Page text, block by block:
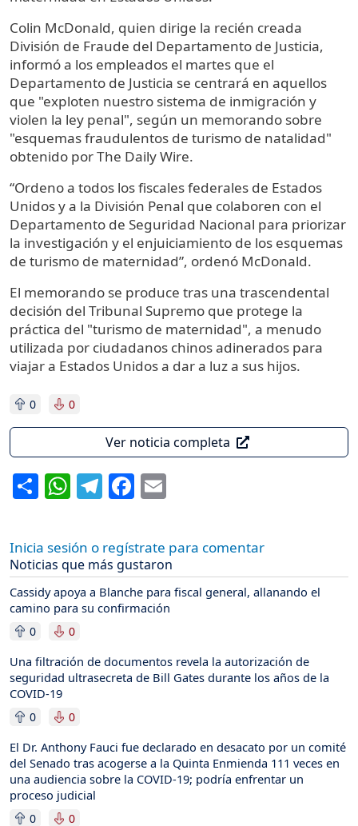
Colin McDonald, quien dirige la recién creada
División de Fraude del Departamento de Justicia,
informó a los empleados el martes que el
Departamento de Justicia se centrará en aquellos
que "exploten nuestro sistema de inmigración y
violen la ley penal", según un memorando sobre
"esquemas fraudulentos de turismo de natalidad"
obtenido por The Daily Wire.
“Ordeno a todos los fiscales federales de Estados
Unidos y a la División Penal que colaboren con el
Departamento de Seguridad Nacional para priorizar
la investigación y el enjuiciamiento de los esquemas
de turismo de maternidad”, ordenó McDonald.
El memorando se produce tras una trascendental
decisión del Tribunal Supremo que protege la
práctica del "turismo de maternidad", a menudo
utilizada por ciudadanos chinos adinerados para
viajar a Estados Unidos a dar a luz a sus hijos.
0 0
Ver noticia completa
ShareWhatsApp
Telegram
Facebook
Inicia sesión o regístrate para comentar
Noticias que más gustaron
Cassidy apoya a Blanche para fiscal general, allanando el
camino para su confirmación
0 0
Una filtración de documentos revela la autorización de
seguridad ultrasecreta de Bill Gates durante los años de la
COVID-19
0 0
El Dr. Anthony Fauci fue declarado en desacato por un comité
del Senado tras acogerse a la Quinta Enmienda 111 veces en
una audiencia sobre la COVID-19; podría enfrentar un
proceso judicial
0 0